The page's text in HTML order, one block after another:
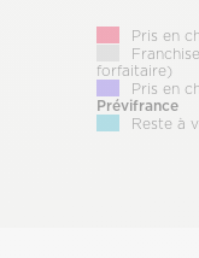
Pris en
forfaitaire)
Pris en
Prévifrance
Reste à